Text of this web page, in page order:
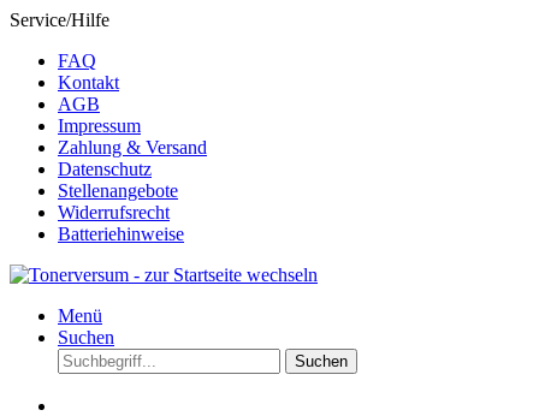
Service/Hilfe
FAQ
Kontakt
AGB
Impressum
Zahlung & Versand
Datenschutz
Stellenangebote
Widerrufsrecht
Batteriehinweise
Menü
Suchen
Suchen